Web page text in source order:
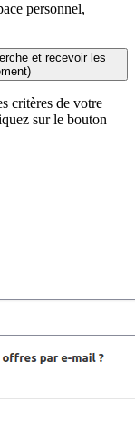
personnel,
et recevoir les
critères de votre
sur le bouton